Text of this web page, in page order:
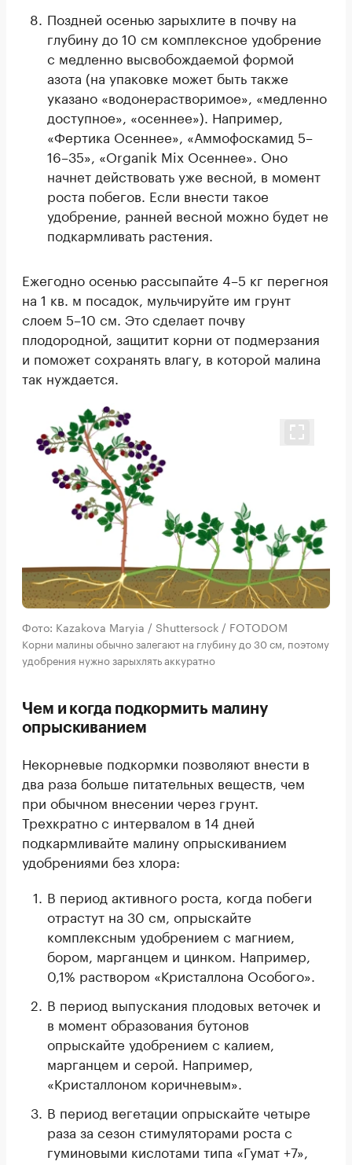
Поздней осенью зарыхлите в почву на
глубину до 10 см комплексное удобрение
с медленно высвобождаемой формой
азота (на упаковке может быть также
указано «водонерастворимое», «медленно
доступное», «осеннее»). Например,
«Фертика Осеннее», «Аммофоскамид 5–
16–35», «Organik Mix Осеннее». Оно
начнет действовать уже весной, в момент
роста побегов. Если внести такое
удобрение, ранней весной можно будет не
подкармливать растения.
Ежегодно осенью рассыпайте 4–5 кг перегноя
на 1 кв. м посадок, мульчируйте им грунт
слоем 5–10 см. Это сделает почву
плодородной, защитит корни от подмерзания
и поможет сохранять влагу, в которой малина
так нуждается.
Фото: Kazakova Maryia / Shuttersock / FOTODOM
Корни малины обычно залегают на глубину до 30 см, поэтому
удобрения нужно зарыхлять аккуратно
Чем и когда подкормить малину
опрыскиванием
Некорневые подкормки позволяют внести в
два раза больше питательных веществ, чем
при обычном внесении через грунт.
Трехкратно с интервалом в 14 дней
подкармливайте малину опрыскиванием
удобрениями без хлора:
В период активного роста, когда побеги
отрастут на 30 см, опрыскайте
комплексным удобрением с магнием,
бором, марганцем и цинком. Например,
0,1% раствором «Кристаллона Особого».
В период выпускания плодовых веточек и
в момент образования бутонов
опрыскайте удобрением с калием,
марганцем и серой. Например,
«Кристаллоном коричневым».
В период вегетации опрыскайте четыре
раза за сезон стимуляторами роста с
гуминовыми кислотами типа «Гумат +7»,